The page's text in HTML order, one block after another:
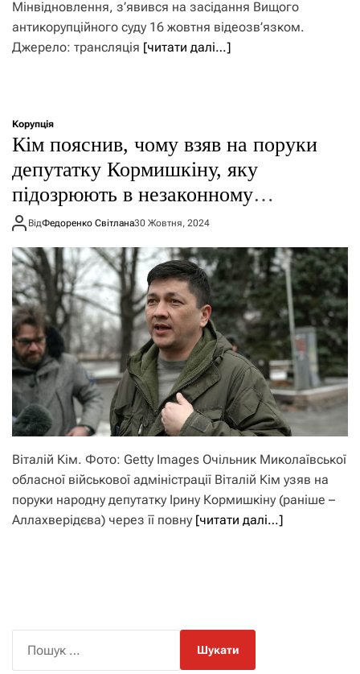
Мінвідновлення, з’явився на засідання Вищого
антикорупційного суду 16 жовтня відеозв’язком.
Джерело: трансляція [читати далі…]
Корупція
Кім пояснив, чому взяв на поруки
депутатку Кормишкіну, яку
підозрюють в незаконному
збагаченні
ВідФедоренко Світлана30 Жовтня, 2024
Віталій Кім. Фото: Getty Images Очільник Миколаївської
обласної військової адміністрації Віталій Кім узяв на
поруки народну депутатку Ірину Кормишкіну (раніше –
Аллахверідєва) через її повну [читати далі…]